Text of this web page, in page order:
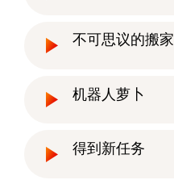
不可思议的搬家
机器人萝卜
得到新任务